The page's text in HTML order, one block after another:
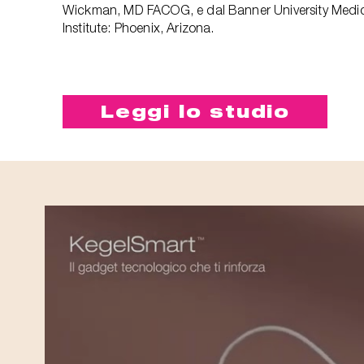
Wickman, MD FACOG, e dal Banner University
Institute: Phoenix, Arizona.
Leggi lo studio